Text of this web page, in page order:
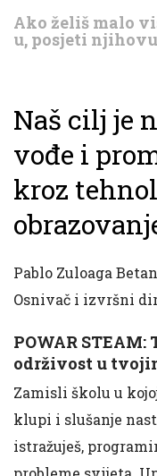
Ako želiš malo
u, posjeti
Naš cilj je
vođe i
kroz
Pablo Zuloaga
Osnivač i izvršni
POWAR
održivost u
Zamisli školu u
klupi i slušanje
istražuješ,